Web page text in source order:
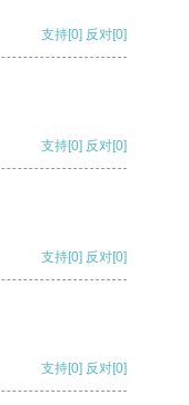
支持[0] 反对[0]
支持[0] 反对[0]
支持[0] 反对[0]
支持[0] 反对[0]